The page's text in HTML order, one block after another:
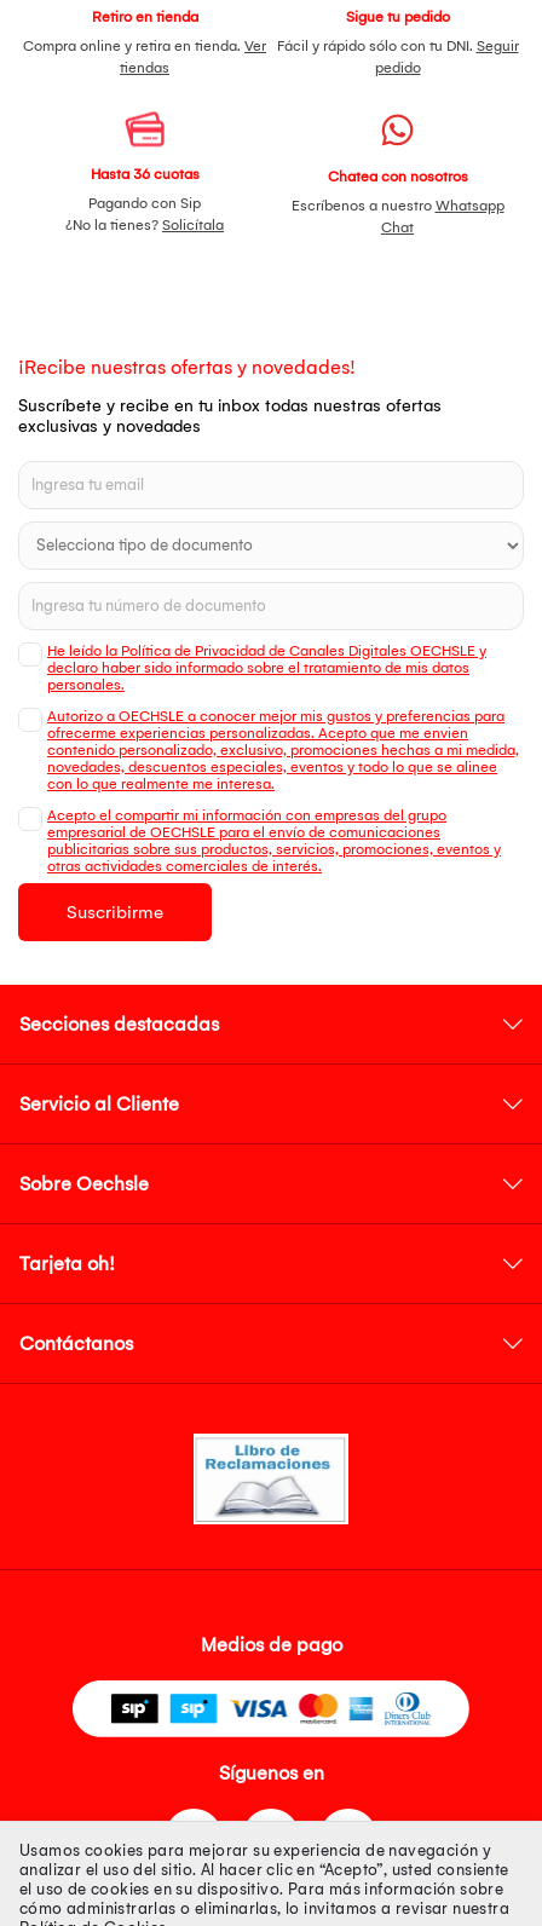
Retiro en tienda
Compra online y retira en tienda. Ver
tiendas
Sigue tu pedido
Fácil y rápido sólo con tu DNI. Seguir
pedido
Hasta 36 cuotas
Pagando con Sip
¿No la tienes? Solicítala
Chatea con nosotros
Escríbenos a nuestro Whatsapp
Chat
¡Recibe nuestras ofertas y novedades!
Suscríbete y recibe en tu inbox todas nuestras ofertas
exclusivas y novedades
He leído la Política de Privacidad de Canales Digitales OECHSLE y
declaro haber sido informado sobre el tratamiento de mis datos
personales.
Autorizo a OECHSLE a conocer mejor mis gustos y preferencias para
ofrecerme experiencias personalizadas. Acepto que me envien
contenido personalizado, exclusivo, promociones hechas a mi medida,
novedades, descuentos especiales, eventos y todo lo que se alinee
con lo que realmente me interesa.
Acepto el compartir mi información con empresas del grupo
empresarial de OECHSLE para el envío de comunicaciones
publicitarias sobre sus productos, servicios, promociones, eventos y
otras actividades comerciales de interés.
Suscribirme
Secciones destacadas
Servicio al Cliente
Sobre Oechsle
Tarjeta oh!
Contáctanos
Medios de pago
Síguenos en
Usamos cookies para mejorar su experiencia de navegación y
analizar el uso del sitio. Al hacer clic en “Acepto”, usted consiente
el uso de cookies en su dispositivo. Para más información sobre
cómo administrarlas o eliminarlas, lo invitamos a revisar nuestra